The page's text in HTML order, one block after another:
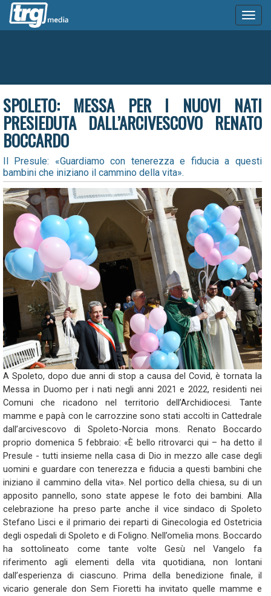
SPOLETO: MESSA PER I NUOVI NATI
PRESIEDUTA DALL’ARCIVESCOVO RENATO
BOCCARDO
Il Presule: «Guardiamo con tenerezza e fiducia a questi
bambini che iniziano il cammino della vita».
A Spoleto, dopo due anni di stop a causa del Covid, è tornata la
Messa in Duomo per i nati negli anni 2021 e 2022, residenti nei
Comuni che ricadono nel territorio dell’Archidiocesi. Tante
mamme e papà con le carrozzine sono stati accolti in Cattedrale
dall’arcivescovo di Spoleto-Norcia mons. Renato Boccardo
proprio domenica 5 febbraio: «È bello ritrovarci qui – ha detto il
Presule - tutti insieme nella casa di Dio in mezzo alle case degli
uomini e guardare con tenerezza e fiducia a questi bambini che
iniziano il cammino della vita». Nel portico della chiesa, su di un
apposito pannello, sono state appese le foto dei bambini. Alla
celebrazione ha preso parte anche il vice sindaco di Spoleto
Stefano Lisci e il primario dei reparti di Ginecologia ed Ostetricia
degli ospedali di Spoleto e di Foligno. Nell’omelia mons. Boccardo
ha sottolineato come tante volte Gesù nel Vangelo fa
riferimento agli elementi della vita quotidiana, non lontani
dall’esperienza di ciascuno. Prima della benedizione finale, il
vicario generale don Sem Fioretti ha invitato quelle mamme e